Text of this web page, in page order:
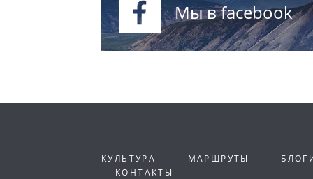
Мы в facebook
КУЛЬТУРА МАРШРУТЫ
КОНТАКТЫ